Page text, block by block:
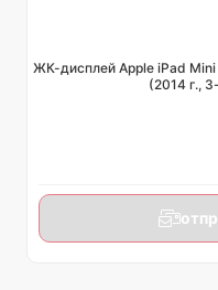
ЖК-дисплей Apple iPad
(2014 г.,